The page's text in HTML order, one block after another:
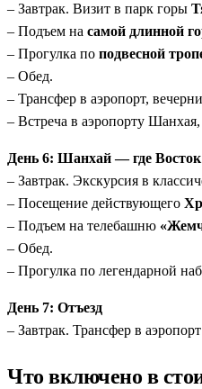
– Завтрак. Визит в парк горы
– Подъем на самой длинной
– Прогулка по подвесной
– Обед.
– Трансфер в аэропорт,
– Встреча в аэропорту Шанхая,
День 6: Шанхай — где Восток
– Завтрак. Экскурсия в
– Посещение действующего
– Подъем на телебашню
– Обед.
– Прогулка по легендарной
День 7: Отъезд
– Завтрак. Трансфер в
Что включено в